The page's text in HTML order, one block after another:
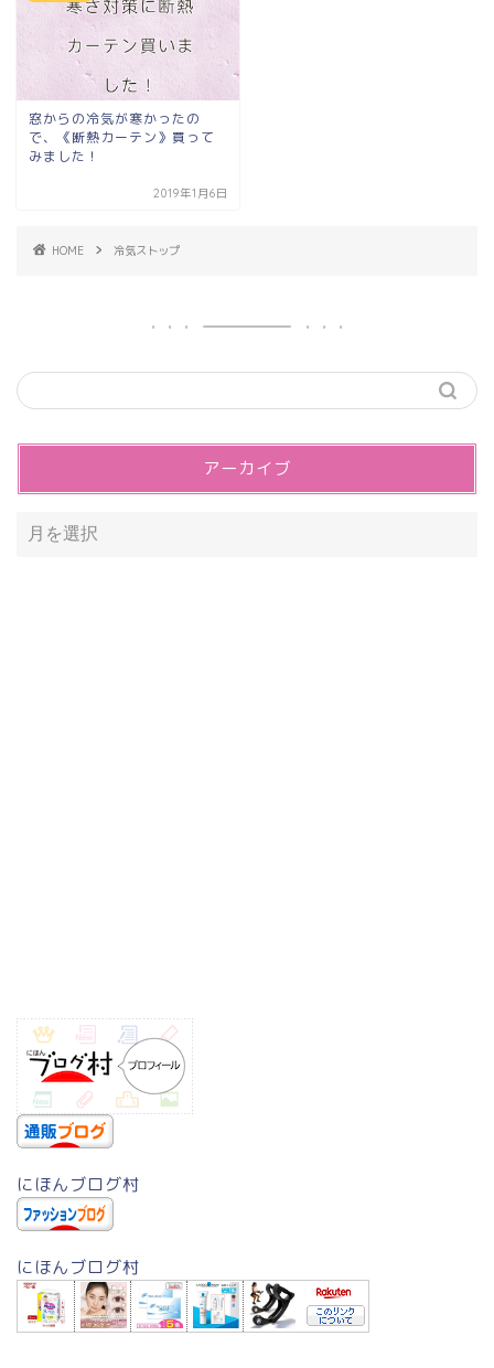
窓からの冷気が寒かったの
で、《断熱カーテン》買って
みました！
2019年1月6日
HOME 冷気ストップ
アーカイブ
にほんブログ村
にほんブログ村